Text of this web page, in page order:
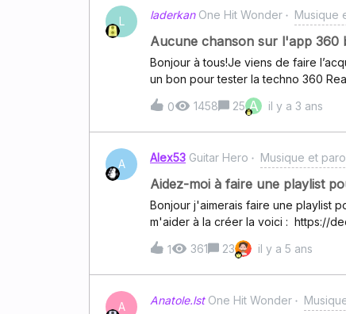
L laderkan One Hit Wonder Musique
Aucune chanson sur l'app 360
Bonjour à tous!Je viens de faire
un bon pour tester la techno 360
compte, utilisé le bon et synchro
dans l’app! A chaque fois que je vais
a aucune chanson…Comment puis-je
0 1458 25 A il y a 3 ans
A Alex53 Guitar Hero Musique et
Aidez-moi à faire une playlist
Bonjour j'aimerais faire une playlist
m'aider à la créer la voici : https://
1 361 23 il y a 5 ans
A Anatole.lst One Hit Wonder